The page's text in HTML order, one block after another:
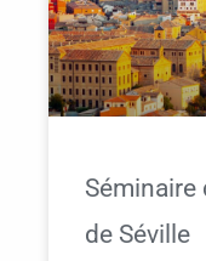
Séminaire
de Séville